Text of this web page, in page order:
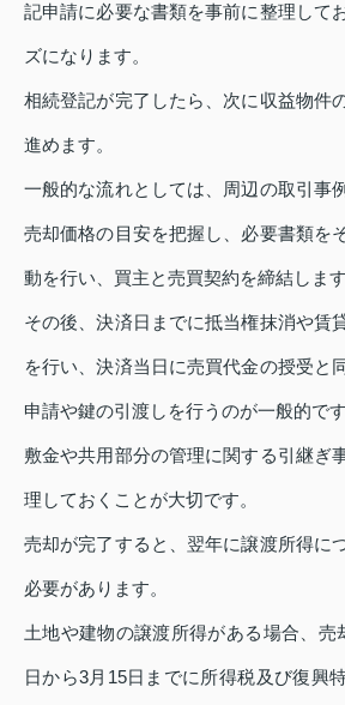
記申請に必要な書類を事前に整理して
ズになります。
相続登記が完了したら、次に収益物件
進めます。
一般的な流れとしては、周辺の取引事
売却価格の目安を把握し、必要書類を
動を行い、買主と売買契約を締結します
その後、決済日までに抵当権抹消や賃
を行い、決済当日に売買代金の授受と
申請や鍵の引渡しを行うのが一般的です
敷金や共用部分の管理に関する引継ぎ
理しておくことが大切です。
売却が完了すると、翌年に譲渡所得に
必要があります。
土地や建物の譲渡所得がある場合、売
日から3月15日までに所得税及び復興